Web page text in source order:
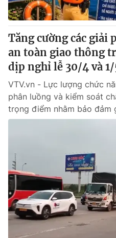
Tăng cường các giải
an toàn giao thông
dịp nghỉ lễ 30/4 và 1/
VTV.vn - Lực lượng chức
phân luồng và kiểm soát
trọng điểm nhằm bảo đảm